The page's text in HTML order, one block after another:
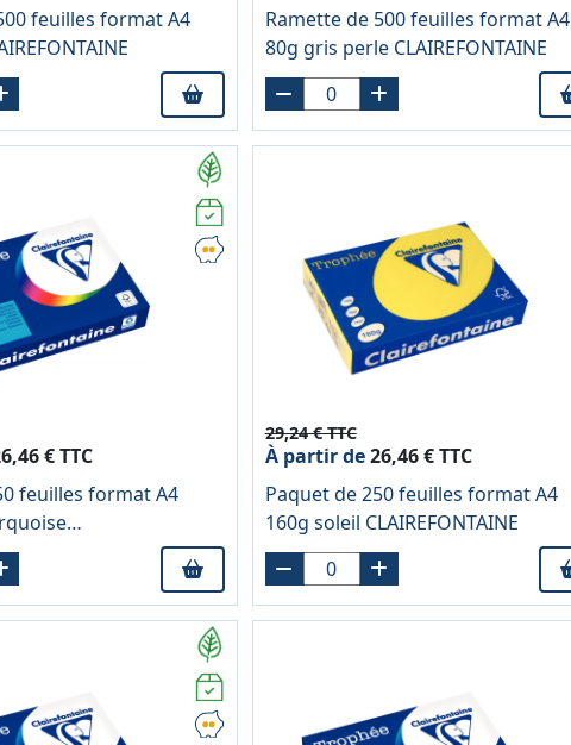
feuilles format A4
Ramette de 500 feuilles format A4
80g gris perle CLAIREFONTAINE
€ TTC
feuilles format A4
29,24 € TTC
À partir de26,46 € TTC
Paquet de 250 feuilles format A4
160g soleil CLAIREFONTAINE